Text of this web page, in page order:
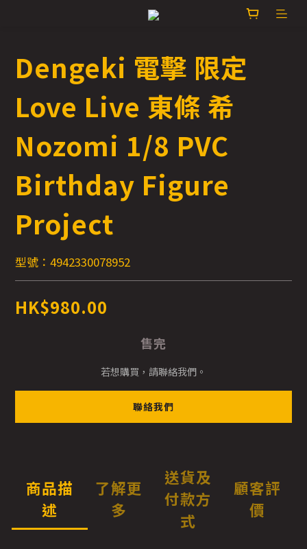
Dengeki 電擊 限定
Love Live 東條 希
Nozomi 1/8 PVC
Birthday Figure
Project
型號：4942330078952
HK$980.00
售完
若想購買，請聯絡我們。
聯絡我們
商品描
述
了解更
多
送貨及
付款方
式
顧客評
價